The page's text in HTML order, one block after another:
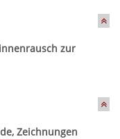
zur
Zeichnungen